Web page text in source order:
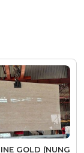
GOLD (NUNG